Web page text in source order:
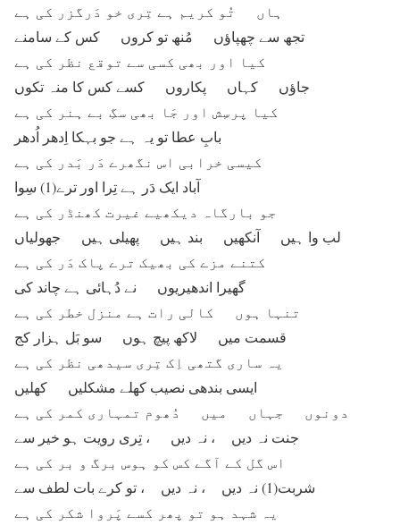
ہاں تُو کریم ہے تِری خو دَرگزر کی ہے
تجھ سے چھپاؤں مُنھ تو کروں کس کے سامنے
کیا اور بھی کسی سے توقع نظر کی ہے
کیا پرسِش اور جَا بھی سگِ بے ہنر کی ہے
بابِ عطا تو یہ ہے جو بہکا اِدھر اُدھر
کیسی خرابی اس نگھرے دَر بَدر کی ہے
آباد ایک دَر ہے تِرا اور ترے(1) سِوا
جو بارگاہ دیکھیے غیرت کھنڈر کی ہے
کتنے مزے کی بھیک ترے پاک دَر کی ہے
گھیرا اندھیریوں نے دُہائی ہے چاند کی
تنہا ہوں کالی رات ہے منزل خطر کی ہے
قسمت میں لاکھ پیچ ہوں سو بَل ہزار کج
یہ ساری گتھی اِک تِری سیدھی نظر کی ہے
دونوں جہاں میں دُھوم تمہاری کمر کی ہے
جنت نہ دیں ، نہ دیں ، تِری رویت ہو خیر سے
اس گل کے آگے کس کو ہوس برگ و بر کی ہے
شربت(1) نہ دیں ، نہ دیں ، تو کرے بات لطف سے
یہ شہد ہو تو پھر کسے پَروا شکر کی ہے